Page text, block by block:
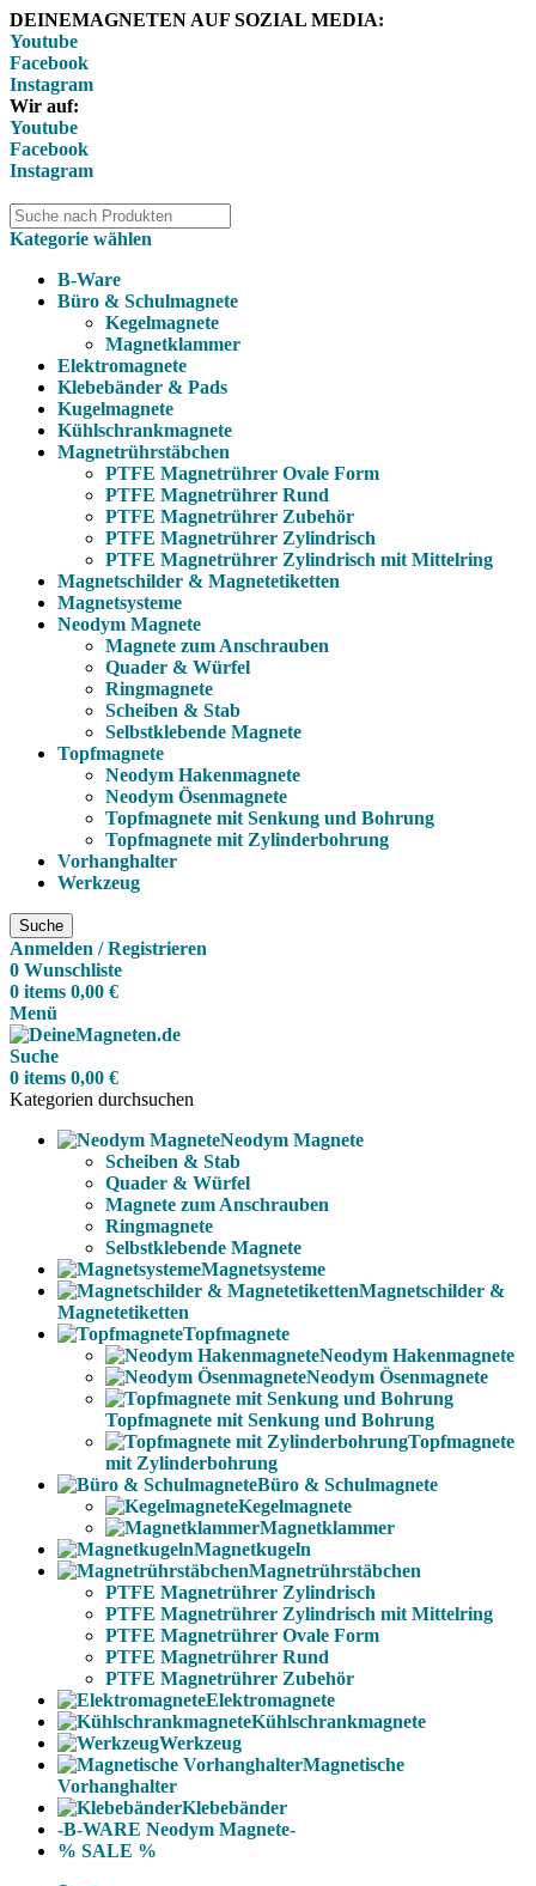
DEINEMAGNETEN AUF SOZIAL MEDIA:
Youtube
Facebook
Instagram
Wir auf:
Youtube
Facebook
Instagram
Kategorie wählen
B-Ware
Büro & Schulmagnete
Kegelmagnete
Magnetklammer
Elektromagnete
Klebebänder & Pads
Kugelmagnete
Kühlschrankmagnete
Magnetrührstäbchen
PTFE Magnetrührer Ovale Form
PTFE Magnetrührer Rund
PTFE Magnetrührer Zubehör
PTFE Magnetrührer Zylindrisch
PTFE Magnetrührer Zylindrisch mit Mittelring
Magnetschilder & Magnetetiketten
Magnetsysteme
Neodym Magnete
Magnete zum Anschrauben
Quader & Würfel
Ringmagnete
Scheiben & Stab
Selbstklebende Magnete
Topfmagnete
Neodym Hakenmagnete
Neodym Ösenmagnete
Topfmagnete mit Senkung und Bohrung
Topfmagnete mit Zylinderbohrung
Vorhanghalter
Werkzeug
Suche
Anmelden / Registrieren
0 Wunschliste
0 items 0,00 €
Menü
Suche
0 items 0,00 €
Kategorien durchsuchen
Neodym Magnete
Scheiben & Stab
Quader & Würfel
Magnete zum Anschrauben
Ringmagnete
Selbstklebende Magnete
Magnetsysteme
Magnetschilder &
Magnetetiketten
Topfmagnete
Neodym Hakenmagnete
Neodym Ösenmagnete
Topfmagnete mit Senkung und Bohrung
Topfmagnete
mit Zylinderbohrung
Büro & Schulmagnete
Kegelmagnete
Magnetklammer
Magnetkugeln
Magnetrührstäbchen
PTFE Magnetrührer Zylindrisch
PTFE Magnetrührer Zylindrisch mit Mittelring
PTFE Magnetrührer Ovale Form
PTFE Magnetrührer Rund
PTFE Magnetrührer Zubehör
Elektromagnete
Kühlschrankmagnete
Werkzeug
Magnetische
Vorhanghalter
Klebebänder
-B-WARE Neodym Magnete-
% SALE %